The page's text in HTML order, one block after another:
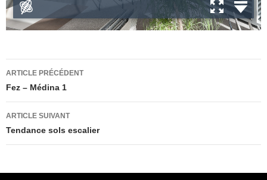
Navigation
des
articles
ARTICLE PRÉCÉDENT
Fez – Médina 1
ARTICLE SUIVANT
Tendance sols escalier